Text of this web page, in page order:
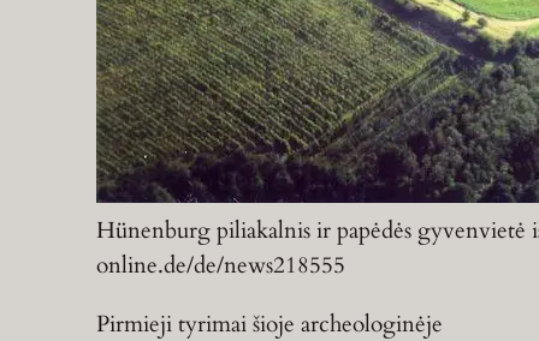
Hünenburg piliakalnis ir papėdės gyvenvietė
online.de/de/news218555
Pirmieji tyrimai šioje archeologinėje